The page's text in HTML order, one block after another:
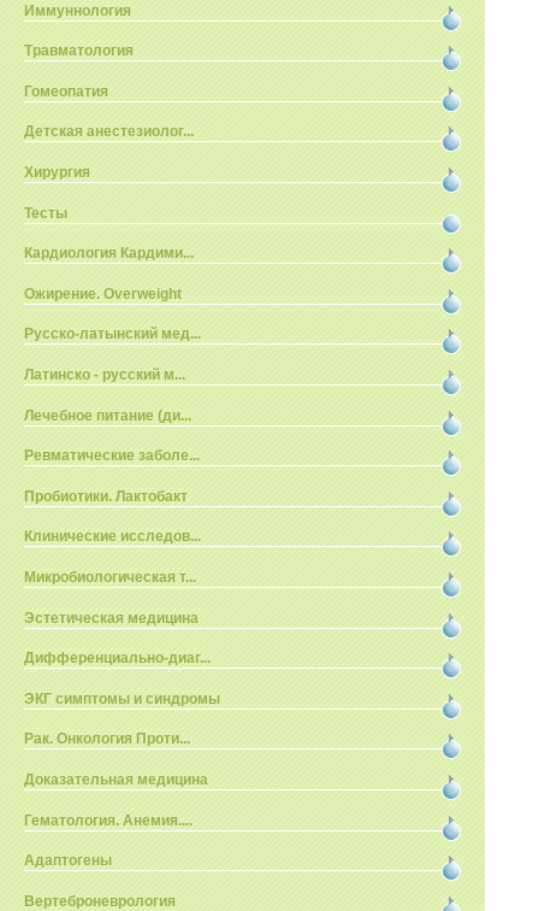
Иммуннология
Травматология
Гомеопатия
Детская анестезиолог...
Хирургия
Тесты
Кардиология Кардими...
Ожирение. Overweight
Русско-латынский мед...
Латинско - русский м...
Лечебное питание (ди...
Ревматические заболе...
Пробиотики. Лактобакт
Клинические исследов...
Микробиологическая т...
Эстетическая медицина
Дифференциально-диаг...
ЭКГ симптомы и синдромы
Рак. Онкология Проти...
Доказательная медицина
Гематология. Анемия....
Адаптогены
Вертеброневрология